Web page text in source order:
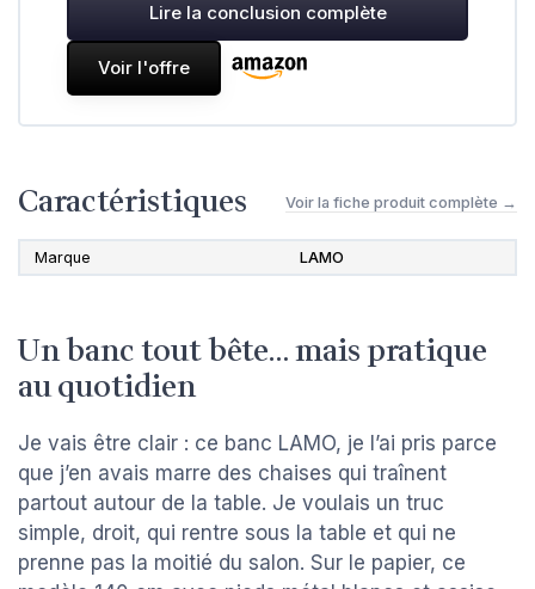
Lire la conclusion complète
Voir l'offre
Caractéristiques Voir la fiche produit complète →
Marque LAMO
Un banc tout bête… mais pratique
au quotidien
Je vais être clair : ce banc LAMO, je l’ai pris parce
que j’en avais marre des chaises qui traînent
partout autour de la table. Je voulais un truc
simple, droit, qui rentre sous la table et qui ne
prenne pas la moitié du salon. Sur le papier, ce